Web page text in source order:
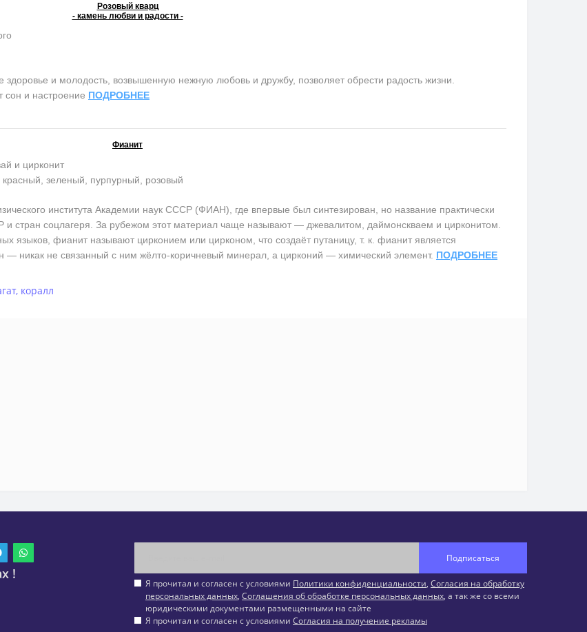
Розовый кварц
- камень любви и радости -
и молодость, возвышенную нежную любовь и дружбу, позволяет обрести радость жизни.
сон и настроение ПОДРОБНЕЕ
Фианит
и цирконит
зеленый, пурпурный, розовый
института Академии наук СССР (ФИАН), где впервые был синтезирован, но название практически
и стран соцлагеря. За рубежом этот материал чаще называют — джевалитом, даймонскваем и цирконитом.
языков, фианит называют цирконием или цирконом, что создаёт путаницу, т. к. фианит является
никак не связанный с ним жёлто-коричневый минерал, а цирконий — химический элемент. ПОДРОБНЕЕ
, коралл
!
Подписаться
Я прочитал и согласен с условиями Политики конфиденциальности, Согласия на обработку
персональных данных, Соглашения об обработке персональных данных, а так же со всеми
юридическими документами размещенными на сайте
Я прочитал и согласен с условиями Согласия на получение рекламы